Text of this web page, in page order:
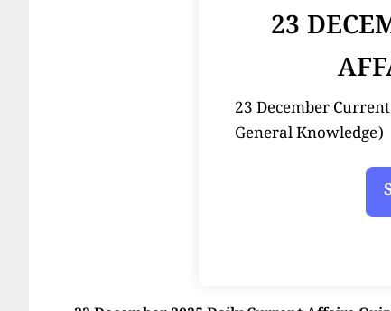
23
23 December Current
General Knowledge)